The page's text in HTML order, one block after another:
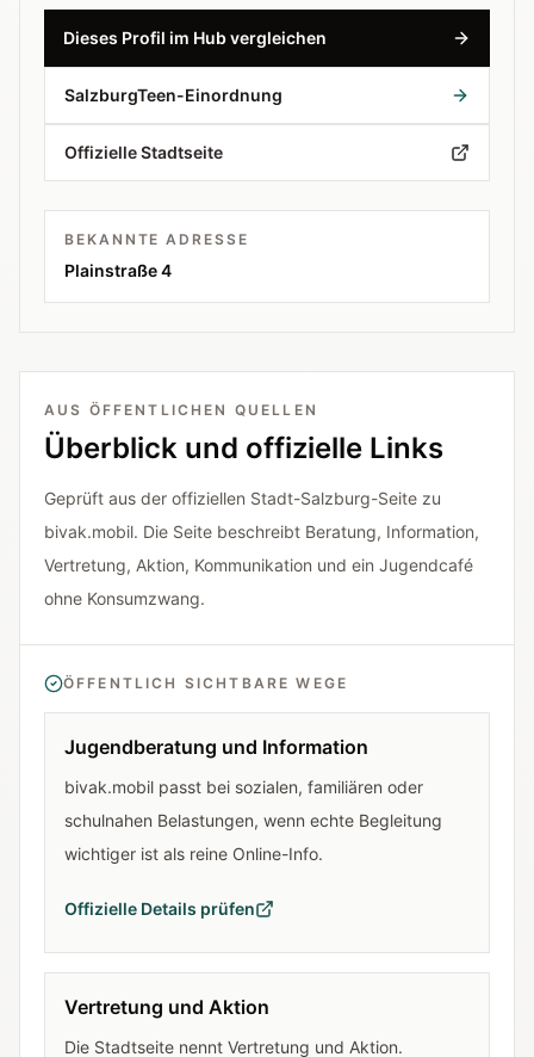
Dieses Profil im Hub vergleichen
SalzburgTeen-Einordnung
Offizielle Stadtseite
BEKANNTE ADRESSE
Plainstraße 4
AUS ÖFFENTLICHEN QUELLEN
Überblick und offizielle Links
Geprüft aus der offiziellen Stadt-Salzburg-Seite zu
bivak.mobil. Die Seite beschreibt Beratung, Information,
Vertretung, Aktion, Kommunikation und ein Jugendcafé
ohne Konsumzwang.
ÖFFENTLICH SICHTBARE WEGE
Jugendberatung und Information
bivak.mobil passt bei sozialen, familiären oder
schulnahen Belastungen, wenn echte Begleitung
wichtiger ist als reine Online-Info.
Offizielle Details prüfen
Vertretung und Aktion
Die Stadtseite nennt Vertretung und Aktion.